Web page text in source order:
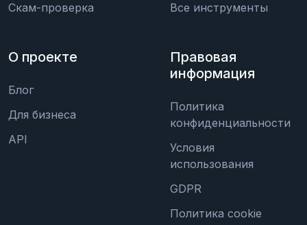
Скам-проверка
Все инструменты
О проекте
Блог
Для бизнеса
API
Правовая
информация
Политика
конфиденциальности
Условия
использования
GDPR
Политика cookie